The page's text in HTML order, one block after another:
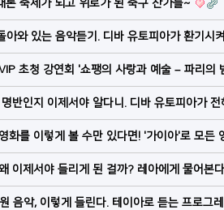
론 축제가 되고 위로가 된 축구 찬가들~
아와 있는 음악듣기. 디바 유토피아가 환기시
초청 강연회 '쇼팽의 사랑과 예술 – 파리의
반인지 이제서야 알다니. 디바 유토피아가 전
화를 이렇게 볼 수만 있다면! '가이아'로 모든
왜 이제서야 들리게 된 걸까? 레아에게 물어본
음악, 이렇게 들린다. 테이아로 듣는 프로그